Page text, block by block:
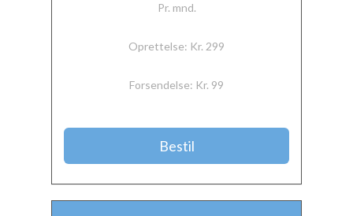
Pr. mnd.
Oprettelse: Kr. 299
Forsendelse: Kr. 99
Bestil